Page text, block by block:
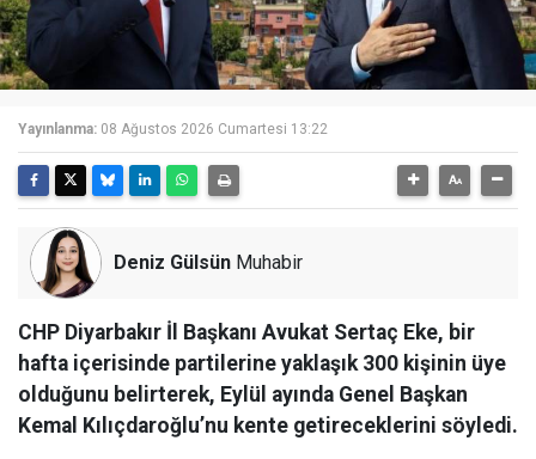
Yayınlanma: 08 Ağustos 2026 Cumartesi 13:22
Deniz Gülsün Muhabir
CHP Diyarbakır İl Başkanı Avukat Sertaç Eke, bir
hafta içerisinde partilerine yaklaşık 300 kişinin üye
olduğunu belirterek, Eylül ayında Genel Başkan
Kemal Kılıçdaroğlu’nu kente getireceklerini söyledi.